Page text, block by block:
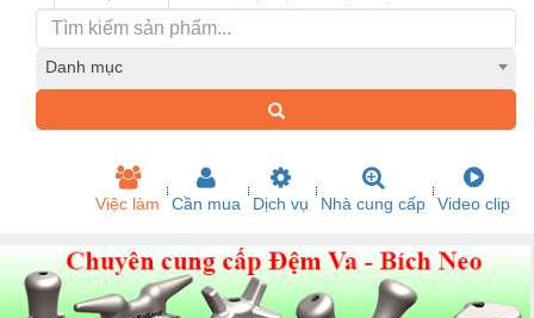
Danh mục
Việc làm Cần mua Dịch vụ Nhà cung cấp Video clip